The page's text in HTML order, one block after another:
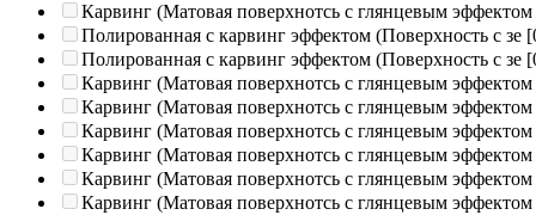
Карвинг (Матовая поверхнотсь с глянцевым эффектом
Полированная c карвинг эффектом (Поверхность с зе
Полированная c карвинг эффектом (Поверхность с зе
Карвинг (Матовая поверхнотсь с глянцевым эффектом
Карвинг (Матовая поверхнотсь с глянцевым эффектом
Карвинг (Матовая поверхнотсь с глянцевым эффектом
Карвинг (Матовая поверхнотсь с глянцевым эффектом
Карвинг (Матовая поверхнотсь с глянцевым эффектом
Карвинг (Матовая поверхнотсь с глянцевым эффектом